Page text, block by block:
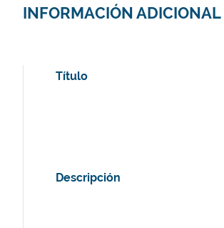
INFORMACIÓN ADICIONAL
Título
Descripción